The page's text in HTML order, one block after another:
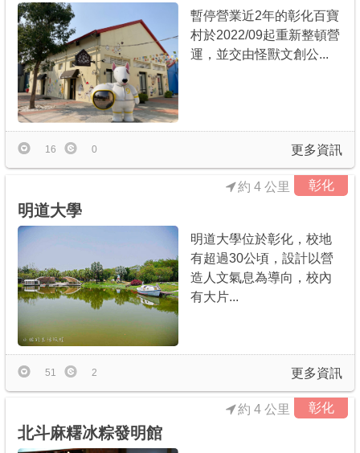
暫停營業近2年的彰化百寶
村於2022/09起重新整頓營
運，並交由怪獸文創公...
更多資訊
16 0
彰化
約 4 公里
明道大學
明道大學位於彰化，校地
有超過30公頃，設計以營
造人文氣息為導向，校內
有大片...
更多資訊
51 2
彰化
約 4 公里
北斗麻糬冰粽發明館